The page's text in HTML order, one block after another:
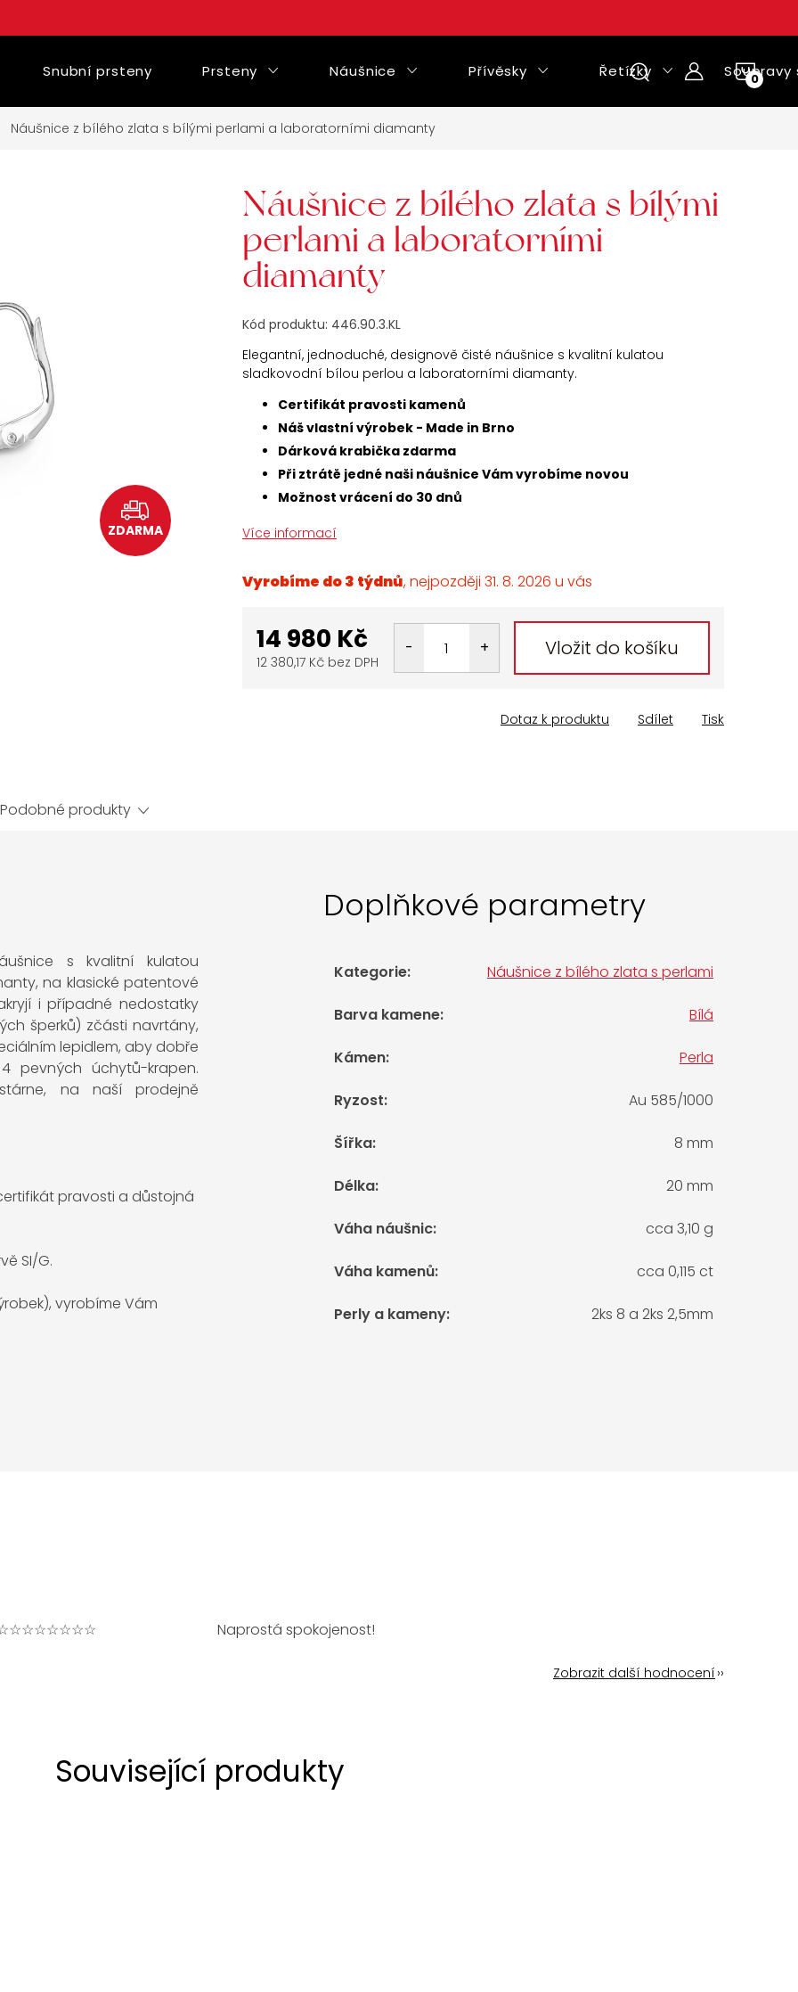
NÁKUPNÍ
Snubní prsteny Prsteny Náušnice Přívěsky Řetízky Soupravy
Náušnice z bílého zlata s bílými perlami a laboratorními diamanty
ZDARMA
Náušnice z bílého zlata s bílými
perlami a laboratorními
diamanty
Kód produktu: 446.90.3.KL
Elegantní, jednoduché, designově čisté náušnice s kvalitní kulatou
sladkovodní bílou perlou a laboratorními diamanty.
Certifikát pravosti kamenů
Náš vlastní výrobek - Made in Brno
Dárková krabička zdarma
Při ztrátě jedné naši náušnice Vám vyrobíme novou
Možnost vrácení do 30 dnů
Více informací
Vyrobíme do 3 týdnů 31. 8. 2026
14 980 Kč
12 380,17 Kč bez DPH
Vložit do košíku
Tisk
Dotaz k produktu Sdílet
Podobné produkty
s kvalitní kulatou
na klasické patentové
i případné nedostatky
šperků) zčásti navrtány,
lepidlem, aby dobře
pevných úchytů-krapen.
na naší prodejně
pravosti a důstojná
SI/G.
vyrobíme Vám
Doplňkové parametry
Kategorie: Náušnice z bílého zlata s perlami
Barva kamene: Bílá
Kámen: Perla
Ryzost: Au 585/1000
Šířka: 8 mm
Délka: 20 mm
Váha náušnic: cca 3,10 g
Váha kamenů: cca 0,115 ct
Perly a kameny: 2ks 8 a 2ks 2,5mm
Naprostá spokojenost!
Zobrazit další hodnocení
Související produkty